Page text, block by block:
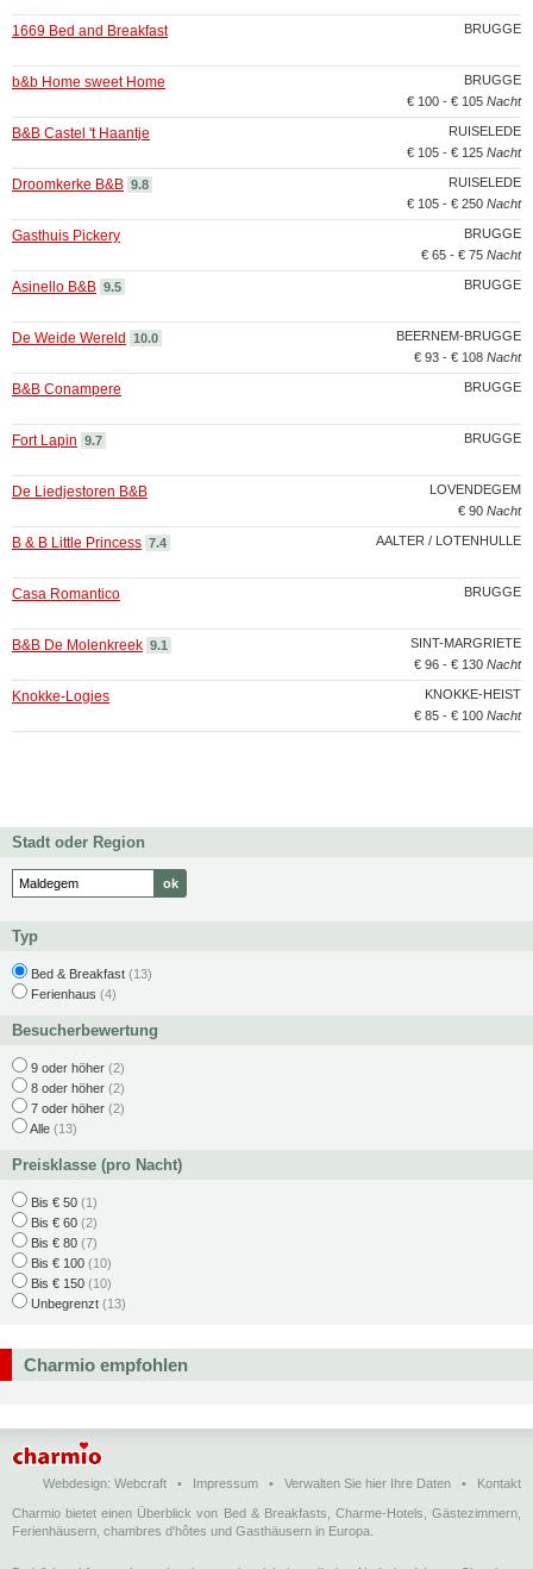
BRUGGE
1669 Bed and Breakfast
BRUGGE
b&b Home sweet Home
€ 100 - € 105 Nacht
RUISELEDE
B&B Castel 't Haantje
€ 105 - € 125 Nacht
RUISELEDE
Droomkerke B&B 9.8
€ 105 - € 250 Nacht
BRUGGE
Gasthuis Pickery
€ 65 - € 75 Nacht
BRUGGE
Asinello B&B 9.5
BEERNEM-BRUGGE
De Weide Wereld
10.0
€ 93 - € 108 Nacht
BRUGGE
B&B Conampere
BRUGGE
Fort Lapin 9.7
LOVENDEGEM
De Liedjestoren B&B
€ 90 Nacht
AALTER / LOTENHULLE
B & B Little Princess 7.4
BRUGGE
Casa Romantico
SINT-MARGRIETE
B&B De Molenkreek 9.1
€ 96 - € 130 Nacht
KNOKKE-HEIST
Knokke-Logies
€ 85 - € 100 Nacht
Stadt oder Region
Typ
Bed & Breakfast (13)
Ferienhaus (4)
Besucherbewertung
9 oder höher (2)
8 oder höher (2)
7 oder höher (2)
Alle (13)
Preisklasse (pro Nacht)
Bis € 50 (1)
Bis € 60 (2)
Bis € 80 (7)
Bis € 100 (10)
Bis € 150 (10)
Unbegrenzt (13)
Charmio empfohlen
Webdesign: Webcraft • Impressum • Verwalten Sie hier Ihre Daten • Kontakt
Charmio bietet einen Überblick von Bed & Breakfasts, Charme-Hotels, Gästezimmern,
Ferienhäusern, chambres d'hôtes und Gasthäusern in Europa.